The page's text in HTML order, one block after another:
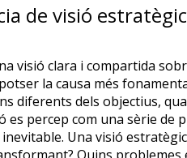
de visió
visió clara i compartida
la causa més
diferents dels objectius,
es percep com una sèrie de
Una visió